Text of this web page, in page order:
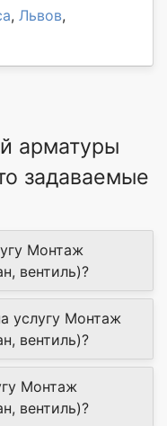
, Львов,
арматуры
задаваемые
Монтаж
вентиль)?
услугу Монтаж
вентиль)?
Монтаж
вентиль)?